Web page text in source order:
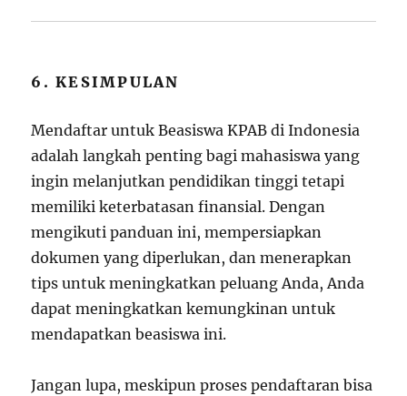
6. KESIMPULAN
Mendaftar untuk Beasiswa KPAB di Indonesia
adalah langkah penting bagi mahasiswa yang
ingin melanjutkan pendidikan tinggi tetapi
memiliki keterbatasan finansial. Dengan
mengikuti panduan ini, mempersiapkan
dokumen yang diperlukan, dan menerapkan
tips untuk meningkatkan peluang Anda, Anda
dapat meningkatkan kemungkinan untuk
mendapatkan beasiswa ini.
Jangan lupa, meskipun proses pendaftaran bisa